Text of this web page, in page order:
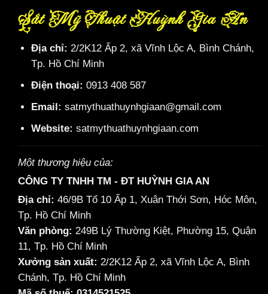
Sắt Mỹ Thuật Huỳnh Gia An
Địa chỉ: 2/2K12 Ấp 2, xã Vĩnh Lộc A, Bình Chánh,
Tp. Hồ Chí Minh
Điện thoại: 0913 408 587
Email: satmythuathuynhgiaan@gmail.com
Website: satmythuathuynhgiaan.com
Một thương hiệu của:
CÔNG TY TNHH TM - ĐT HUỲNH GIA AN
Địa chỉ: 46/9B Tổ 10 Ấp 1, Xuân Thới Sơn, Hóc Môn,
Tp. Hồ Chí Minh
Văn phòng: 249B Lý Thường Kiệt, Phường 15, Quận
11, Tp. Hồ Chí Minh
Xưởng sản xuất: 2/2K12 Ấp 2, xã Vĩnh Lộc A, Bình
Chánh, Tp. Hồ Chí Minh